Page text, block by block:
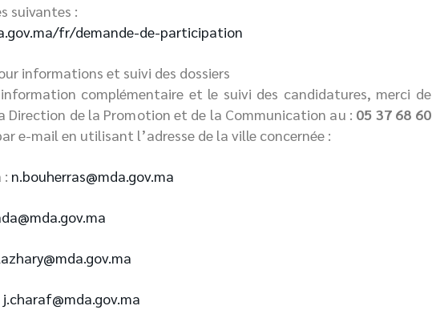
suivantes :
fr/demande-de-participation
informations et suivi des dossiers
complémentaire et le suivi des candidatures, merci de
Direction de la Promotion et de la Communication au : 05 37 68 60
e-mail en utilisant l’adresse de la ville concernée :
: n.bouherras@mda.gov.ma
j.charaf@mda.gov.ma